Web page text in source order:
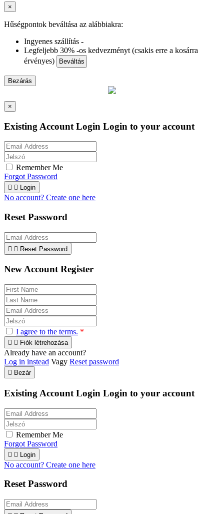
×
Hűségpontok beváltása az alábbiakra:
Ingyenes szállítás -
Legfeljebb 30% -os kedvezményt (csakis erre a kosárra
érvényes)
Beváltás
Bezárás
×
Existing Account Login Login to your account
Remember Me
Forgot Password
  Login
No account? Create one here
Reset Password
  Reset Password
New Account Register
I agree to the terms. *
  Fiók létrehozása
Already have an account?
Log in instead Vagy Reset password
 Bezár
Existing Account Login Login to your account
Remember Me
Forgot Password
  Login
No account? Create one here
Reset Password